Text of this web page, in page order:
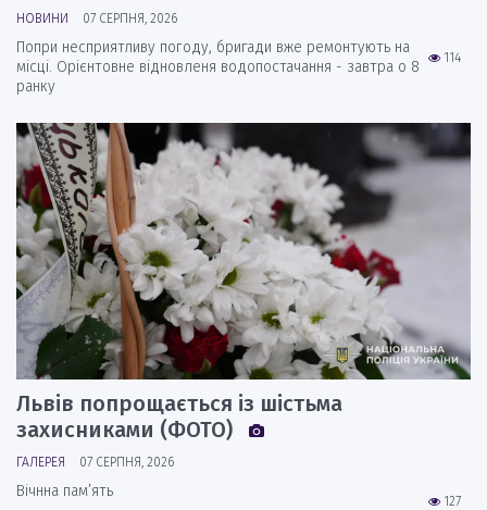
НОВИНИ 07 СЕРПНЯ, 2026
114
Попри несприятливу погоду, бригади вже ремонтують на
місці. Орієнтовне відновленя водопостачання - завтра о 8
ранку
Львів попрощається із шістьма
захисниками (ФОТО)
ГАЛЕРЕЯ 07 СЕРПНЯ, 2026
127
Вічнна пам’ять